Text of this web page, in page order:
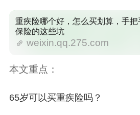
重疾险哪个好，怎么买划算，手
保险的这些坑
weixin.qq.275.com
本文重点：
65岁可以买重疾险吗？